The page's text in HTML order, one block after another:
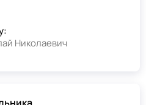
Николаевич